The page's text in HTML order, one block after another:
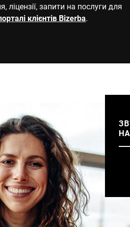
ліцензії, запити на послуги для
клієнтів Bizerba.